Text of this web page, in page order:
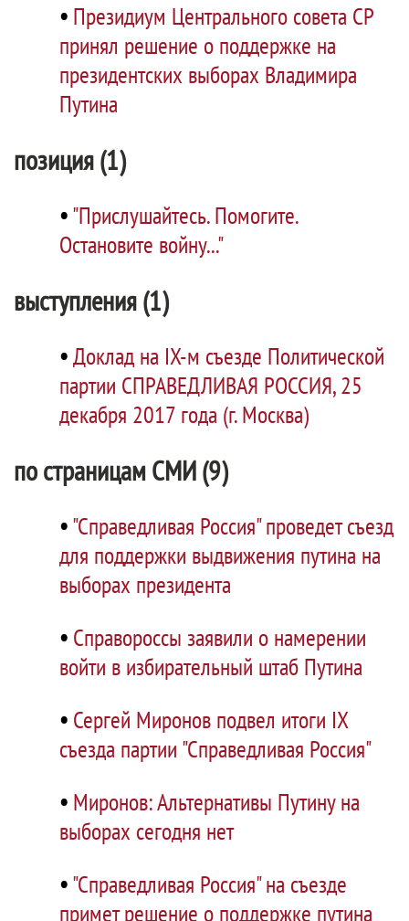
• Президиум Центрального совета СР
принял решение о поддержке на
президентских выборах Владимира
Путина
позиция (1)
•"Прислушайтесь. Помогите.
Остановите войну..."
выступления (1)
•Доклад на IX-м съезде Политической
партии СПРАВЕДЛИВАЯ РОССИЯ, 25
декабря 2017 года (г. Москва)
по страницам СМИ (9)
•"Справедливая Россия" проведет съезд
для поддержки выдвижения путина на
выборах президента
• Справороссы заявили о намерении
войти в избирательный штаб Путина
• Сергей Миронов подвел итоги IX
съезда партии "Справедливая Россия"
• Миронов: Альтернативы Путину на
выборах сегодня нет
•"Справедливая Россия" на съезде
примет решение о поддержке путина